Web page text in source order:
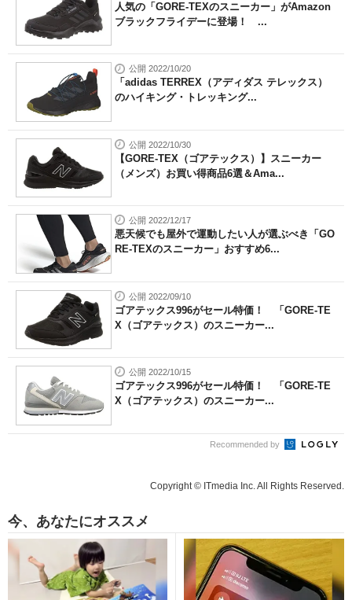
人気の「GORE-TEXのスニーカー」がAmazon
ブラックフライデーに登場！ ...
公開 2022/10/20
「adidas TERREX（アディダス テレックス）
のハイキング・トレッキング...
公開 2022/10/30
【GORE-TEX（ゴアテックス）】スニーカー
（メンズ）お買い得商品6選＆Ama...
公開 2022/12/17
悪天候でも屋外で運動したい人が選ぶべき「GO
RE-TEXのスニーカー」おすすめ6...
公開 2022/09/10
ゴアテックス996がセール特価！ 「GORE-TE
X（ゴアテックス）のスニーカー...
公開 2022/10/15
ゴアテックス996がセール特価！ 「GORE-TE
X（ゴアテックス）のスニーカー...
Recommended by
Copyright © ITmedia Inc. All Rights Reserved.
今、あなたにオススメ